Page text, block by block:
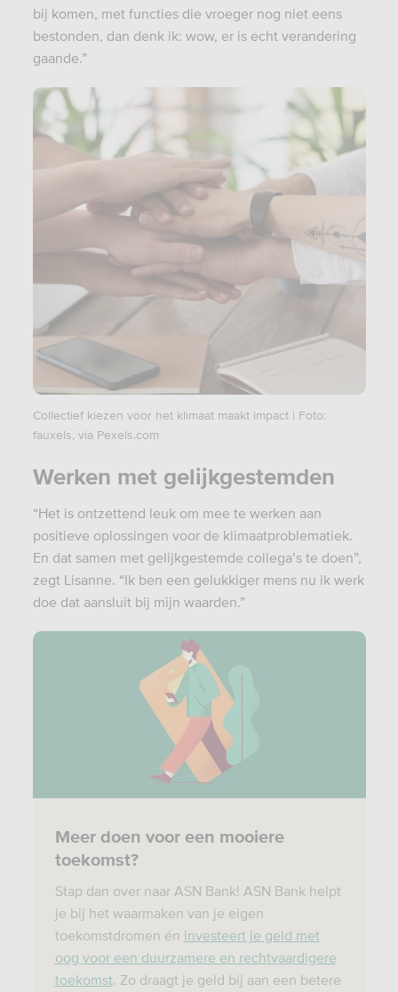
bij komen, met functies die vroeger nog niet eens
bestonden, dan denk ik: wow, er is echt verandering
gaande.”
Collectief kiezen voor het klimaat maakt impact | Foto:
fauxels, via Pexels.com
Werken met gelijkgestemden
“Het is ontzettend leuk om mee te werken aan
positieve oplossingen voor de klimaatproblematiek.
En dat samen met gelijkgestemde collega’s te doen”,
zegt Lisanne. “Ik ben een gelukkiger mens nu ik werk
doe dat aansluit bij mijn waarden.”
Meer doen voor een mooiere
toekomst?
Stap dan over naar ASN Bank! ASN Bank helpt
je bij het waarmaken van je eigen
toekomstdromen én investeert je geld met
oog voor een duurzamere en rechtvaardigere
toekomst. Zo draagt je geld bij aan een betere